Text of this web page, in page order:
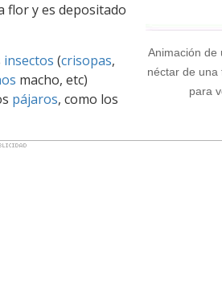
Animación de
néctar de una
para
flor y es depositado
insectos (crisopas,
macho, etc)
pájaros, como los